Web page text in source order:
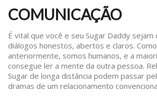
COMUNICAÇÃO
É vital que você e seu Sugar Daddy
diálogos honestos, abertos e claros.
anteriormente, somos humanos, e a
consegue ler a mente da outra pessoa.
Sugar de longa distância podem passar
dramas de um relacionamento